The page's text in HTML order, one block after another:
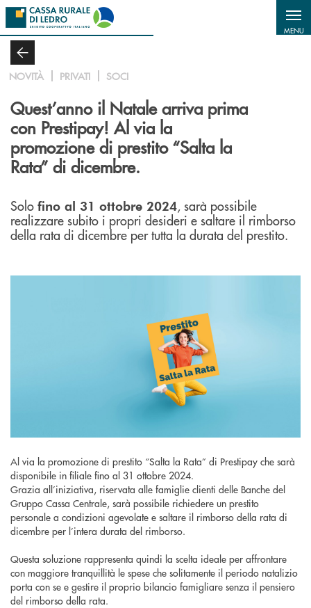
Salta al contenuto principale
MENU
NOVITÀ PRIVATI SOCI
Quest’anno il Natale arriva prima
con Prestipay! Al via la
promozione di prestito “Salta la
Rata” di dicembre.
Solo fino al 31 ottobre 2024, sarà possibile
realizzare subito i propri desideri e saltare il rimborso
della rata di dicembre per tutta la durata del prestito.
Al via la promozione di prestito “Salta la Rata” di Prestipay che sarà
disponibile in filiale fino al 31 ottobre 2024.
Grazia all’iniziativa, riservata alle famiglie clienti delle Banche del
Gruppo Cassa Centrale, sarà possibile richiedere un prestito
personale a condizioni agevolate e saltare il rimborso della rata di
dicembre per l’intera durata del rimborso.
Questa soluzione rappresenta quindi la scelta ideale per affrontare
con maggiore tranquillità le spese che solitamente il periodo natalizio
porta con se e gestire il proprio bilancio famigliare senza il pensiero
del rimborso della rata.